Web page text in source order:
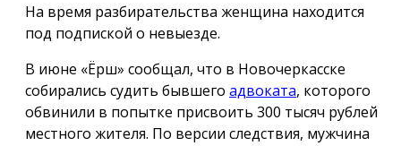
На время разбирательства женщина находится
под подпиской о невыезде.
В июне «Ёрш» сообщал, что в Новочеркасске
собирались судить бывшего адвоката, которого
обвинили в попытке присвоить 300 тысяч рублей
местного жителя. По версии следствия, мужчина